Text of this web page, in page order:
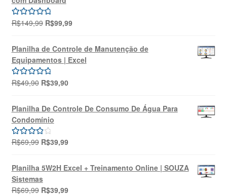
R$69,99.
Avaliação
R$149,99 O
original
era:
R$149,99.
R$99,99O
atual
é:
R$99,99.
Planilha de Controle de Manutenção de
Equipamentos | Excel
Avaliação
R$49,90 O
original
era:
R$49,90.
R$39,90O
atual
é:
Planilha De Controle De Consumo De Água Para
Condomínio
Avaliação
R$69,99 O
original
era:
R$69,99.
R$39,99O
atual
é:
R$39,99.
Planilha 5W2H Excel + Treinamento Online | SOUZA
Sistemas
R$69,99 O
R$39,99O